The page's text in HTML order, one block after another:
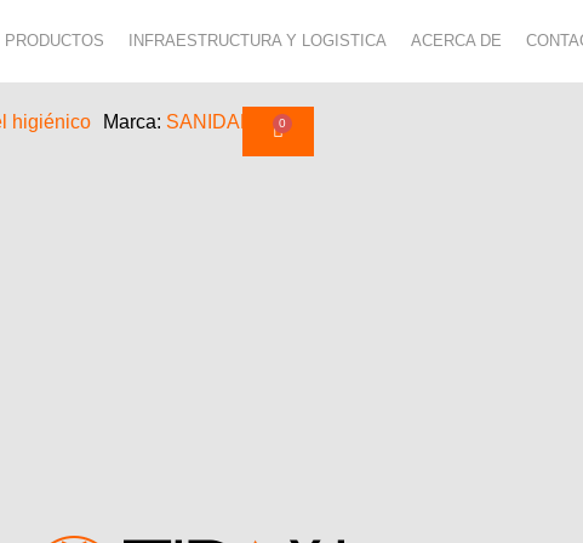
PRODUCTOS INFRAESTRUCTURA Y LOGISTICA ACERCA DE
higiénico Marca: SANIDAD 0